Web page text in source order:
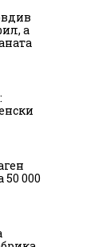
а
000